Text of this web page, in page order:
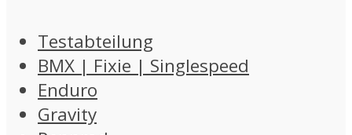
Testabteilung
BMX | Fixie | Singlespeed
Enduro
Gravity